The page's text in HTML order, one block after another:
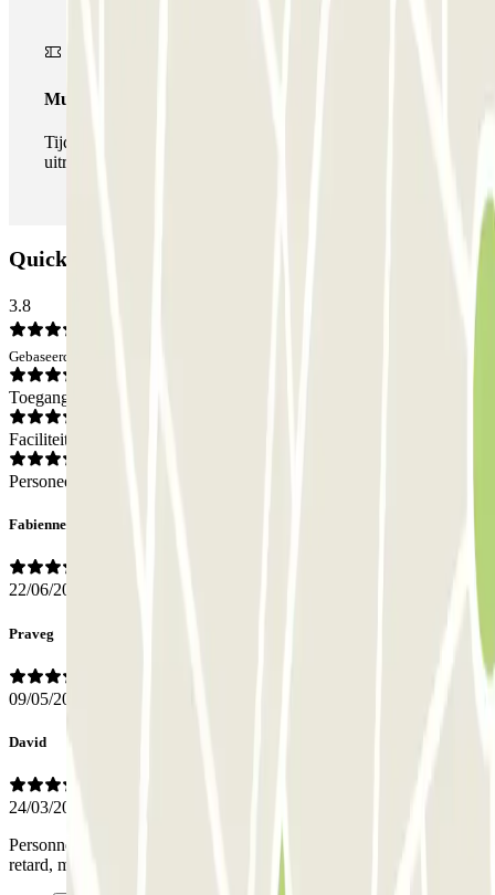
Multipass
Tijdens je verblijf kun je de parkeerplaats zo vaak in- en
uitrijden als je wilt.
Quick Parking Orly: Beoordelingen
3.8
Gebaseerd op 14 meningen
Toegang
Faciliteiten
Personeel
Fabienne
22/06/2021
Praveg
09/05/2021
David
24/03/2021
Personnel patient, suite aux bouchons de vendredi, beaucoup de
retard, m’a attendu, et très aimable